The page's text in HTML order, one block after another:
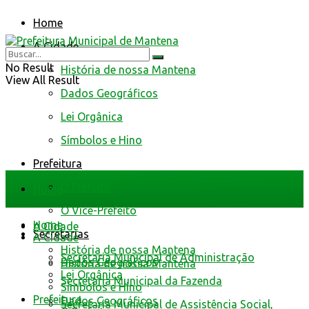
Home
A Cidade
História de nossa Mantena
Dados Geográficos
Lei Orgânica
Símbolos e Hino
Prefeitura
O Vice-Prefeito
Secretarias
Secretaria Municipal de Administração
Secretaria Municipal da Fazenda
Secretaria Municipal de Assistência Social,
No Result
View All Result
Home
A Cidade
História de nossa Mantena
Dados Geográficos
Home
A Cidade
História de nossa Mantena
Dados Geográficos
Lei Orgânica
Símbolos e Hino
Prefeitura